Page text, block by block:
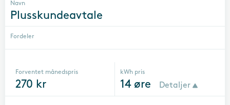
Navn
Plusskundeavtale
Fordeler
Forventet månedspris
270 kr
kWh pris
14øre Detaljer